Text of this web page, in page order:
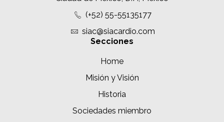
(+52) 55-55135177
siac@siacardio.com
Secciones
Home
Misión y Visión
Historia
Sociedades miembro